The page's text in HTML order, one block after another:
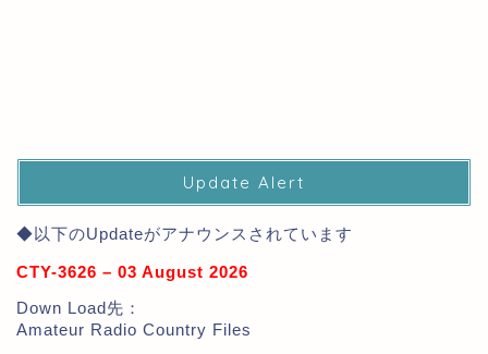
Update Alert
◆以下のUpdateがアナウンスされています
CTY-3626 – 03 August 2026
Down Load先：
Amateur Radio Country Files